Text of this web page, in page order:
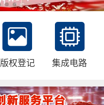
版权登记 集成电路